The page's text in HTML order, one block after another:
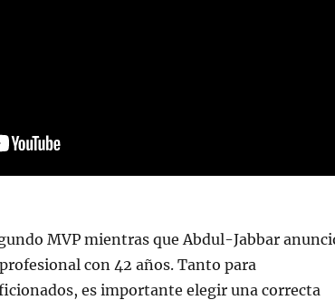
MVP mientras que Abdul-Jabbar
con 42 años. Tanto para
es importante elegir una correcta